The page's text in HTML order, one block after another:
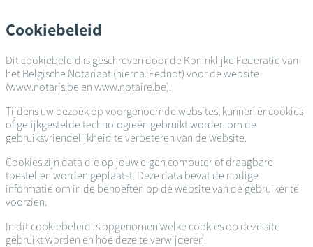
en
naar
inhoud
gaan
Cookiebeleid
Dit cookiebeleid is geschreven door de Koninklijke Federatie van
het Belgische Notariaat (hierna: Fednot) voor de website
(www.notaris.be en www.notaire.be).
Tijdens uw bezoek op voorgenoemde websites, kunnen er cookies
of gelijkgestelde technologieën gebruikt worden om de
gebruiksvriendelijkheid te verbeteren van de website.
Cookies zijn data die op jouw eigen computer of draagbare
toestellen worden geplaatst. Deze data bevat de nodige
informatie om in de behoeften op de website van de gebruiker te
voorzien.
In dit cookiebeleid is opgenomen welke cookies op deze site
gebruikt worden en hoe deze te verwijderen.